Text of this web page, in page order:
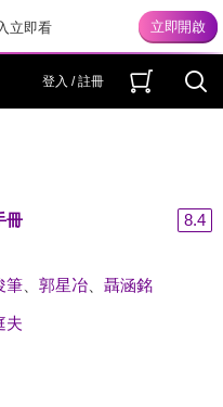
立即看
登入 / 註冊
冊
8.4
筆、 郭星冶、 聶涵銘
夫